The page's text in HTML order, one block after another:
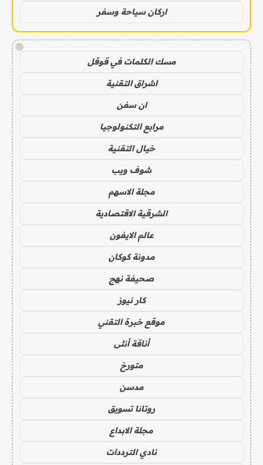
اركان سياحة وسفر
!
مسك الكلمات في قوقل
اشراق التقنية
ان سفن
مرابع التكنولوجيا
خيال التقنية
شوف ويب
مجلة الاسهم
الشرقية الاقتصادية
عالم الايفون
مدونة كوكان
صحيفة نهج
كار نيوز
موقع خبرة التقني
أناقة أنثى
متورخ
مدسن
روتانا تسويق
مجلة الابداع
نادي الترددات